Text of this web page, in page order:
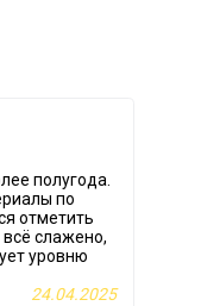
полугода.
по
отметить
слажено,
уровню
24.04.2025